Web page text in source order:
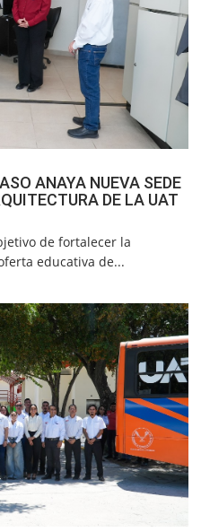
ANAYA NUEVA SEDE
DE LA UAT
de fortalecer la
educativa de...